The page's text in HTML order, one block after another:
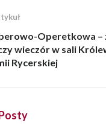
Operetkowa –
wieczór w sali
Rycerskiej